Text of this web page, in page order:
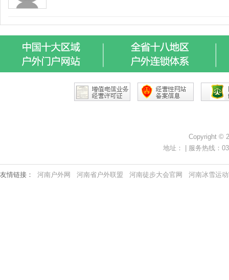
Copyright ©
地址： | 服务热线：
友情链接： 河南户外网 河南省户外联盟 河南徒步大会官网 河南冰雪运